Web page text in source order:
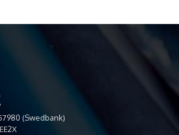
(Swedbank)